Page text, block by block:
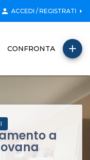
person ACCEDI / REGISTRATI arrow_right
CONFRONTA add
a